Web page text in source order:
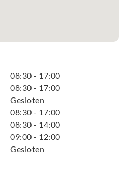
08:30 - 17:00
08:30 - 17:00
Gesloten
08:30 - 17:00
08:30 - 14:00
09:00 - 12:00
Gesloten